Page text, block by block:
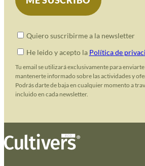
Quiero suscribirme a la newsletter
He leido y acepto la Política de
Tu email se utilizará exclusivamente para
mantenerte informado sobre las actividades y
Podrás darte de baja en cualquier momento a
incluido en cada newsletter.